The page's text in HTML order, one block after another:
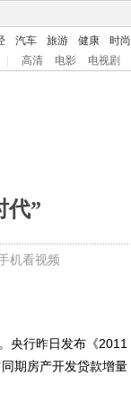
汽车 旅游 健康 时尚
高清 电影 电视剧
代”
机看视频
央行昨日发布《2011
期房产开发贷款增量